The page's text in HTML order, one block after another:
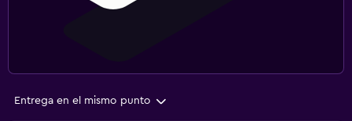
Entrega en el mismo punto